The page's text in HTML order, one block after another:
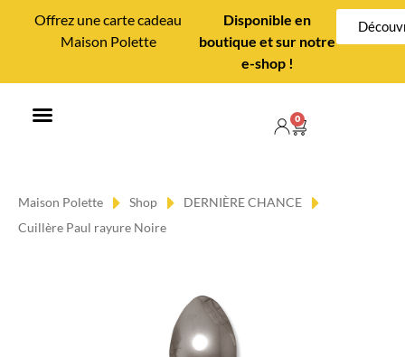
Offrez une carte cadeau
Maison Polette
Disponible en
boutique et sur notre
e-shop !
0
Maison Polette Shop
DERNIÈRE CHANCE
Cuillère Paul rayure Noire